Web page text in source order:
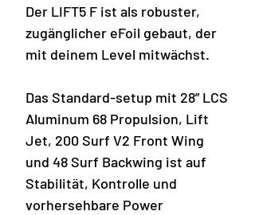
Der LIFT5 F ist als robuster,
zugänglicher eFoil gebaut, der
mit deinem Level mitwächst.
Das Standard-setup mit 28” LCS
Aluminum 68 Propulsion, Lift
Jet, 200 Surf V2 Front Wing
und 48 Surf Backwing ist auf
Stabilität, Kontrolle und
vorhersehbare Power